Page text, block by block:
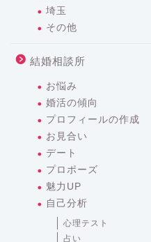
埼玉
その他
結婚相談所
お悩み
婚活の傾向
プロフィールの作成
お見合い
デート
プロポーズ
魅力UP
自己分析
心理テスト
占い